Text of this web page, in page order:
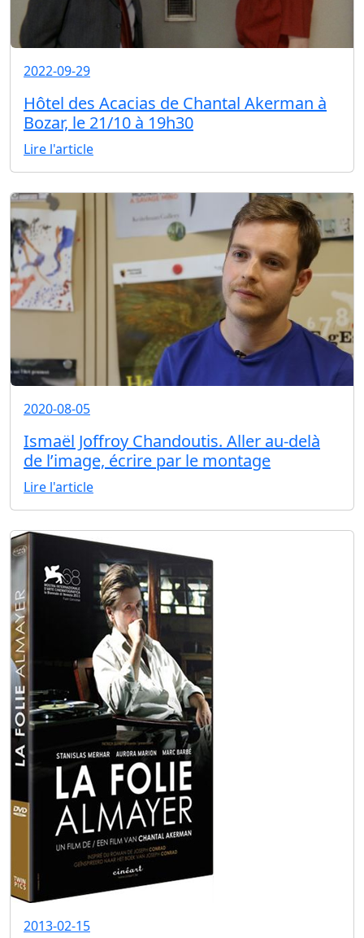
2022-09-29
Hôtel des Acacias de Chantal Akerman à
Bozar, le 21/10 à 19h30
Lire l'article
2020-08-05
Ismaël Joffroy Chandoutis. Aller au-delà
de l’image, écrire par le montage
Lire l'article
2013-02-15